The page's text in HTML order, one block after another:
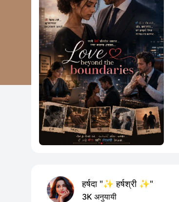
हर्षदा "✨ हर्षश्री ✨"
3K अनुयायी